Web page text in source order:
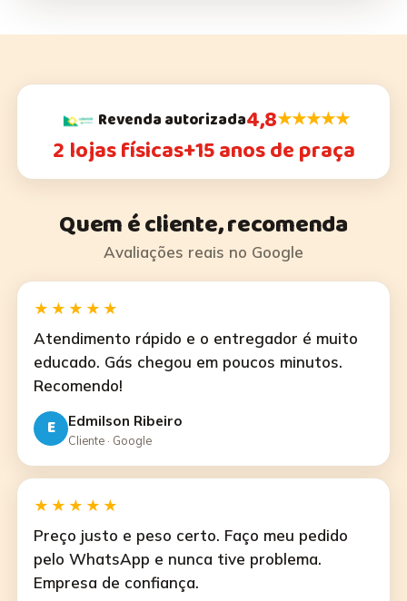
Revenda autorizada4,8★★★★★
2 lojas físicas+15 anos de praça
Quem é cliente, recomenda
Avaliações reais no Google
★★★★★
Atendimento rápido e o entregador é muito
educado. Gás chegou em poucos minutos.
Recomendo!
E Edmilson Ribeiro
Cliente · Google
★★★★★
Preço justo e peso certo. Faço meu pedido
pelo WhatsApp e nunca tive problema.
Empresa de confiança.